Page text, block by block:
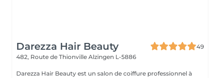
Darezza Hair Beauty
49
482, Route de Thionville Alzingen L-5886
Darezza Hair Beauty est un salon de coiffure professionnel à